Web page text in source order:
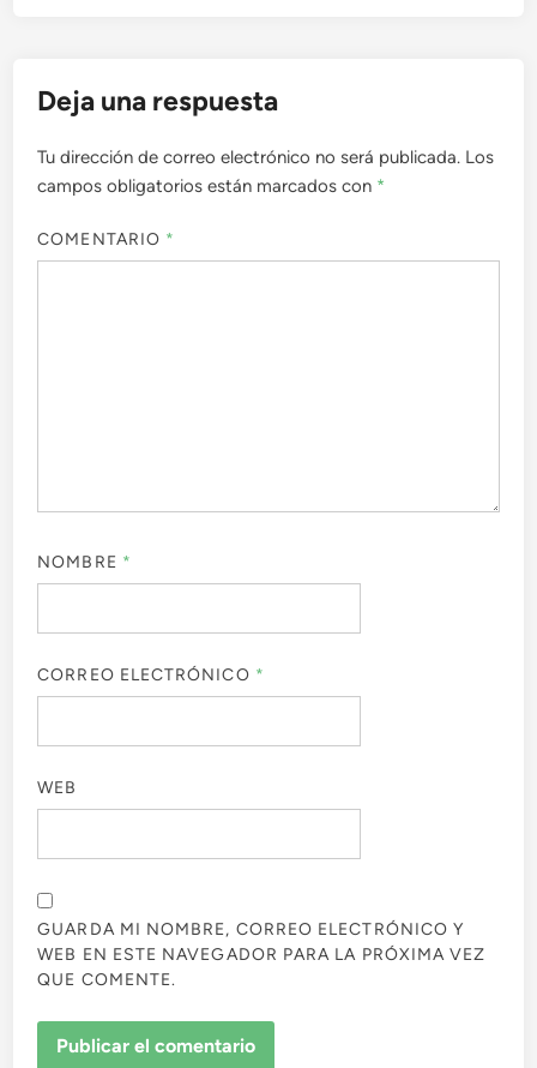
Deja una respuesta
Tu dirección de correo electrónico no será publicada. Los
campos obligatorios están marcados con *
COMENTARIO *
NOMBRE *
CORREO ELECTRÓNICO *
WEB
GUARDA MI NOMBRE, CORREO ELECTRÓNICO Y
WEB EN ESTE NAVEGADOR PARA LA PRÓXIMA VEZ
QUE COMENTE.